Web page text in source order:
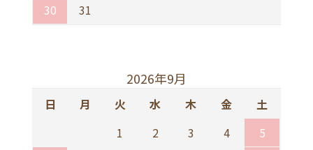
30
31
2026年9月
日 月 火 水 木 金
土
1
2 3 4
5